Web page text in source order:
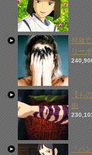
何故
リー
【も
由
「ハ